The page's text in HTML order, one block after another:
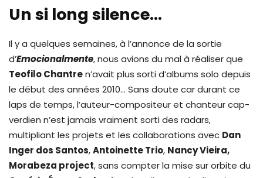
Un si long silence…
Il y a quelques semaines, à l’annonce de la sortie
d’Emocionalmente, nous avions du mal à réaliser que
Teofilo Chantren’avait plus sorti d’albums solo depuis
le début des années 2010… Sans doute car durant ce
laps de temps, l’auteur-compositeur et chanteur cap-
verdien n’est jamais vraiment sorti des radars,
multipliant les projets et les collaborations avec Dan
Inger dos Santos,Antoinette Trio, Nancy Vieira,
Morabeza project, sans compter la mise sur orbite du